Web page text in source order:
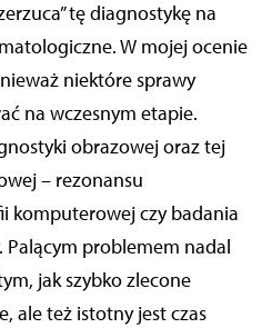
tę diagnostykę na
W mojej ocenie
niektóre sprawy
na wczesnym etapie.
obrazowej oraz tej
– rezonansu
komputerowej czy badania
Palącym problemem nadal
jak szybko zlecone
ale też istotny jest czas